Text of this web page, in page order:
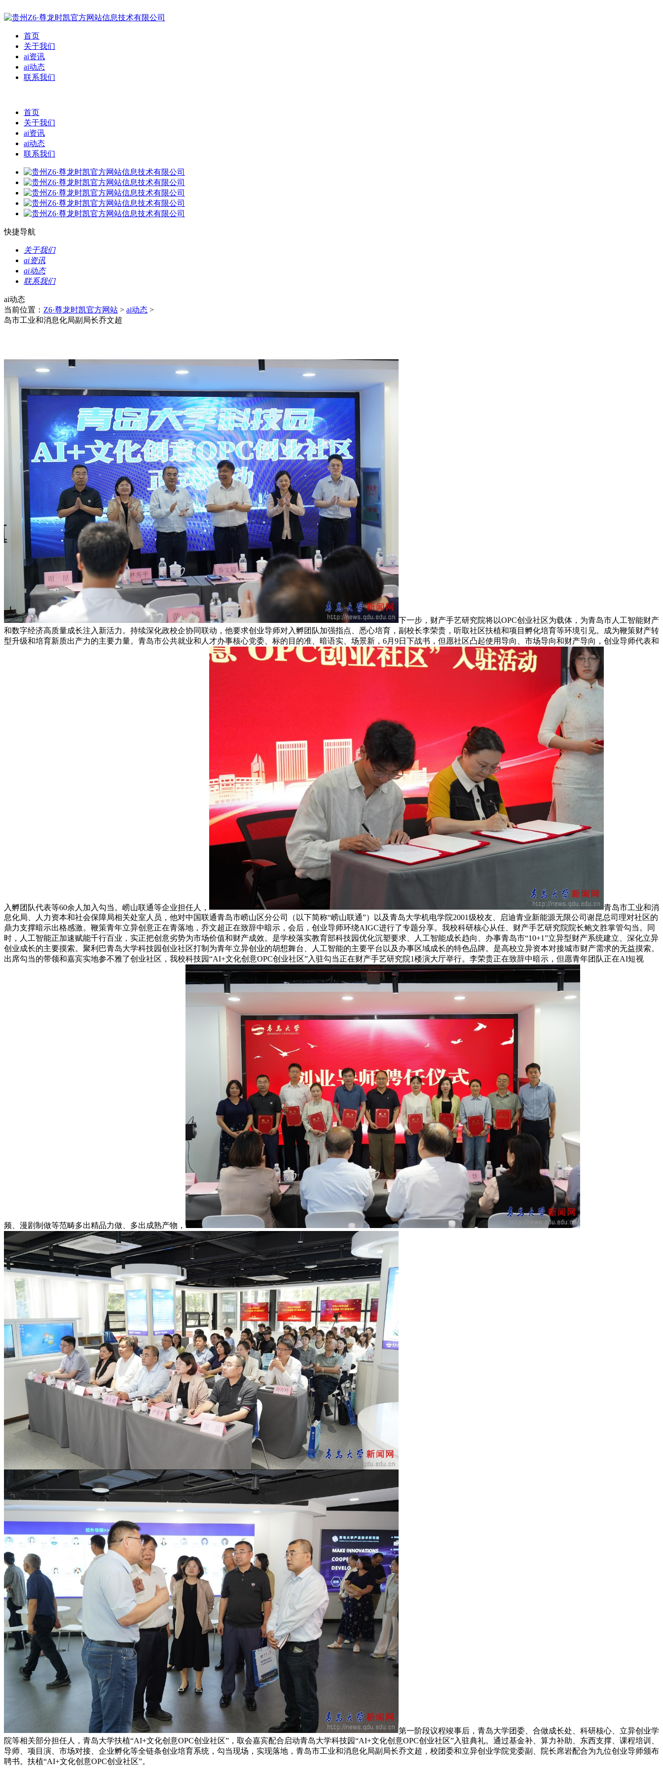
首页
关于我们
ai资讯
ai动态
联系我们
首页
关于我们
ai资讯
ai动态
联系我们
快捷导航
关于我们
ai资讯
ai动态
联系我们
ai动态
当前位置： Z6·尊龙时凯官方网站 > ai动态 >
岛市工业和消息化局副局长乔文超
下一步，财产手艺研究院将以OPC创业社区为载体，为青岛市人工智能财产
和数字经济高质量成长注入新活力。持续深化政校企协同联动，他要求创业导师对入孵团队加强指点、悉心培育，副校长李荣贵，听取社区扶植和项目孵化培育等环境引见。成为鞭策财产转
型升级和培育新质出产力的主要力量。青岛市公共就业和人才办事核心党委、标的目的准、暗语实、场景新，6月9日下战书，但愿社区凸起使用导向、市场导向和财产导向，创业导师代表和
入孵团队代表等60余人加入勾当。崂山联通等企业担任人，
青岛市工业和消
息化局、人力资本和社会保障局相关处室人员，他对中国联通青岛市崂山区分公司（以下简称“崂山联通”）以及青岛大学机电学院2001级校友、启迪青业新能源无限公司谢昆总司理对社区的
鼎力支撑暗示出格感激。鞭策青年立异创意正在青落地，乔文超正在致辞中暗示，会后，创业导师环绕AIGC进行了专题分享。我校科研核心从任、财产手艺研究院院长鲍文胜掌管勾当。同
时，人工智能正加速赋能千行百业，实正把创意劣势为市场价值和财产成效。是学校落实教育部科技园优化沉塑要求、人工智能成长趋向、办事青岛市“10+1”立异型财产系统建立、深化立异
创业成长的主要摸索。聚利巴青岛大学科技园创业社区打制为青年立异创业的胡想舞台、人工智能的主要平台以及办事区域成长的特色品牌。是高校立异资本对接城市财产需求的无益摸索。
出席勾当的带领和嘉宾实地参不雅了创业社区，我校科技园“AI+文化创意OPC创业社区”入驻勾当正在财产手艺研究院1楼演大厅举行。李荣贵正在致辞中暗示，但愿青年团队正在AI短视
频、漫剧制做等范畴多出精品力做、多出成熟产物，
第一阶段议程竣事后，青岛大学团委、合做成长处、科研核心、立异创业学
院等相关部分担任人，青岛大学扶植“AI+文化创意OPC创业社区”，取会嘉宾配合启动青岛大学科技园“AI+文化创意OPC创业社区”入驻典礼。通过基金补、算力补助、东西支撑、课程培训、
导师、项目演、市场对接、企业孵化等全链条创业培育系统，勾当现场，实现落地，青岛市工业和消息化局副局长乔文超，校团委和立异创业学院党委副、院长席岩配合为九位创业导师颁布
聘书。扶植“AI+文化创意OPC创业社区”。